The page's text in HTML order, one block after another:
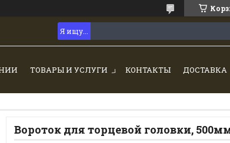
ТОВАРЫ И УСЛУГИ КОНТАКТЫ ДОСТАВКА
Bороток для торцевой головки,